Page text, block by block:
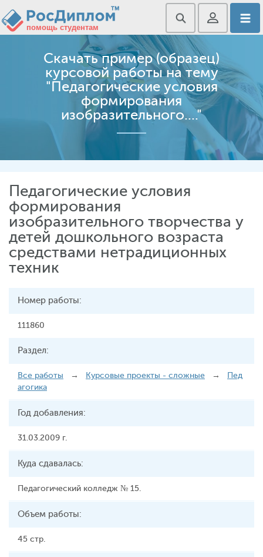
Скачать пример (образец)
курсовой работы на тему
"Педагогические условия
формирования
изобразительного...."
Педагогические условия
формирования
изобразительного творчества у
детей дошкольного возраста
средствами нетрадиционных
техник
Номер работы:
111860
Раздел:
Все работы → Курсовые проекты - сложные →
Пед
агогика
Год добавления:
31.03.2009 г.
Куда сдавалась:
Педагогический колледж № 15.
Объем работы:
45 стр.